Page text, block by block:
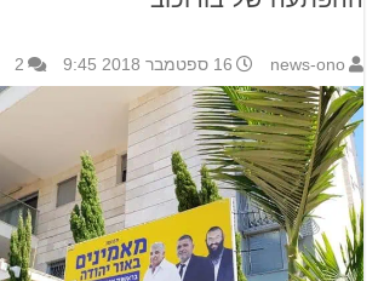
news-ono 16 ספטמבר 2018 9:45 2